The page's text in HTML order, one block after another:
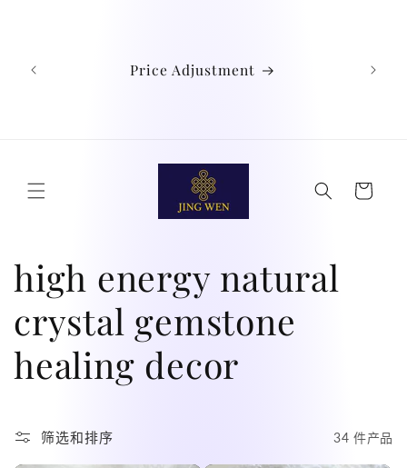
Price Adjustment
物
收
藏
:
high energy natural
crystal gemstone
healing decor
筛选和排序 34 件产品